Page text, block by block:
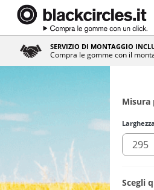
SERVIZIO DI MONTAGGIO
Compra le gomme con il
Scegli
Misura
Larghezza